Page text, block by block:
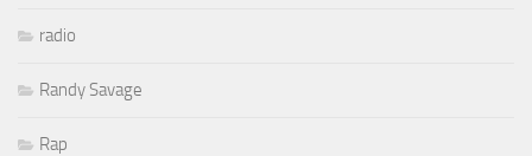
radio
Randy Savage
Rap